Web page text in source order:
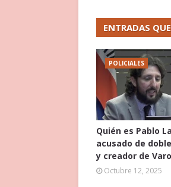
ENTRADAS
POLICIALES
Quién es Pablo
acusado de
y creador de
Octubre 12, 2025